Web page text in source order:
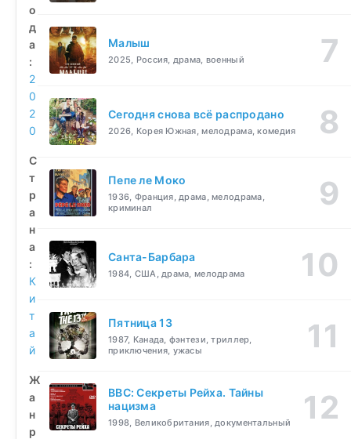
о
д
а
:
2
0
2
0
С
т
р
а
н
а
:
К
и
т
а
й
Ж
а
н
р
Малыш
2025, Россия, драма, военный
Сегодня снова всё распродано
2026, Корея Южная, мелодрама, комедия
Пепе ле Моко
1936, Франция, драма, мелодрама,
криминал
Санта-Барбара
1984, США, драма, мелодрама
Пятница 13
1987, Канада, фэнтези, триллер,
приключения, ужасы
BBC: Секреты Рейха. Тайны
нацизма
1998, Великобритания, документальный